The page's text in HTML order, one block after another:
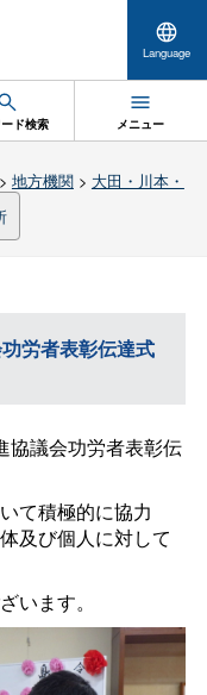
Language
ド検索 メニュー
> 地方機関> 大田・川本・
労者表彰伝達式
議会功労者表彰伝
て積極的に協力
及び個人に対して
います。